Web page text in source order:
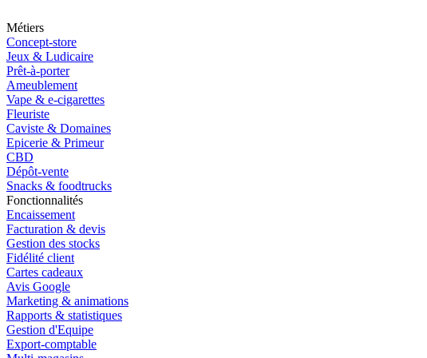
Métiers
Concept-store
Jeux & Ludicaire
Prêt-à-porter
Ameublement
Vape & e-cigarettes
Fleuriste
Caviste & Domaines
Epicerie & Primeur
CBD
Dépôt-vente
Snacks & foodtrucks
Fonctionnalités
Encaissement
Facturation & devis
Gestion des stocks
Fidélité client
Cartes cadeaux
Avis Google
Marketing & animations
Rapports & statistiques
Gestion d'Equipe
Export-comptable